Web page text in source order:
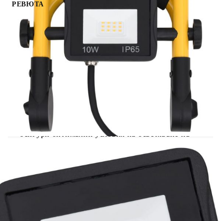
РЕВЮТА
LED прожекторът с дръжка е идеалното работно
осветление за всяко място, където е необходимо
ярко осветление. Подходящо е за любителите на
хобита у дома, както и за занаятчийски
дейности, например за строителна площадка
или работилница. Благодарение на алуминиевия
корпус и стъкления капак, тази работна лампа
осигурява добро разпръскване на топлината и е
лека. Със светлинен поток от 700 лумена и ъгъл
на лъча 120° тя гарантира перфектното
осветление. В допълнение, прожекторът
излъчва цветна температура от 6000 K, за да
осигури оптимални условия на осветяване на
произведена със стабилна стоманена тръбна
рамка с ергономична дръжка за лесно
транспортиране. Междувременно може да се
сгъва, когато не се използва. Тя е енергийно
ефективна и същевременно можете да се
възползвате от дългия експлоатационен живот
Цвят: Черно и жълто